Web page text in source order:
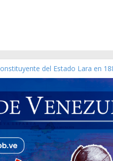
del Estado Lara en
Caracas 09 de marzo de 2006